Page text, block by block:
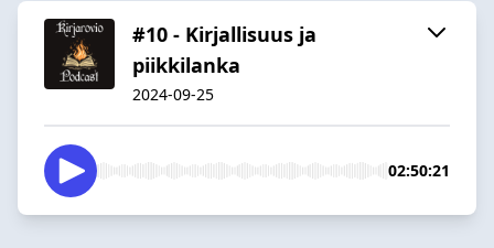
#10 - Kirjallisuus ja
piikkilanka
2024-09-25
02:50:21